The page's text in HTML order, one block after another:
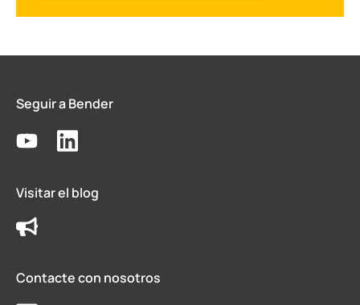
Seguir a Bender
Visitar el blog
Contacte con nosotros